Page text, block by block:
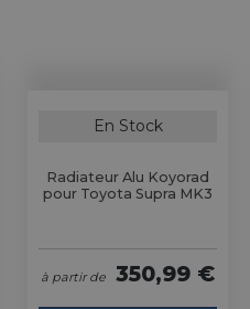
En Stock
Radiateur Alu Koyorad
pour Toyota Supra MK3
à partir de 350,99 €